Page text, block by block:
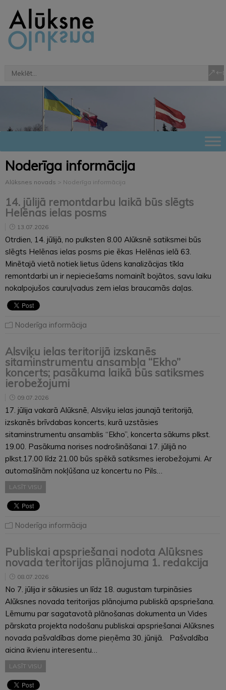
Noderīga informācija
Alūksnes novads > Noderīga informācija
14. jūlijā remontdarbu laikā būs slēgts
Helēnas ielas posms
13.07.2026
Otrdien, 14. jūlijā, no pulksten 8.00 Alūksnē satiksmei būs
slēgts Helēnas ielas posms pie ēkas Helēnas ielā 63.
Minētajā vietā notiek lietus ūdens kanalizācijas tīkla
remontdarbi un ir nepieciešams nomainīt bojātos, savu laiku
nokalpojušos cauruļvadus zem ielas braucamās daļas.
Noderīga informācija
Alsviķu ielas teritorijā izskanēs
sitaminstrumentu ansambļa “Ekho”
koncerts; pasākuma laikā būs satiksmes
ierobežojumi
09.07.2026
17. jūlija vakarā Alūksnē, Alsviķu ielas jaunajā teritorijā,
izskanēs brīvdabas koncerts, kurā uzstāsies
sitaminstrumentu ansamblis “Ekho”, koncerta sākums plkst.
19.00. Pasākuma norises nodrošināšanai 17. jūlijā no
plkst.17.00 līdz 21.00 būs spēkā satiksmes ierobežojumi. Ar
automašīnām nokļūšana uz koncertu no Pils…
LASĪT VISU
Noderīga informācija
Publiskai apspriešanai nodota Alūksnes
novada teritorijas plānojuma 1. redakcija
08.07.2026
No 7. jūlija ir sākusies un līdz 18. augustam turpināsies
Alūksnes novada teritorijas plānojuma publiskā apspriešana.
Lēmumu par sagatavotā plānošanas dokumenta un Vides
pārskata projekta nodošanu publiskai apspriešanai Alūksnes
novada pašvaldības dome pieņēma 30. jūnijā. Pašvaldība
aicina ikvienu interesentu…
LASĪT VISU